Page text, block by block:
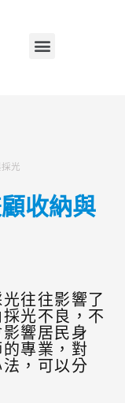
光
收納與
往往影響了
光不良，不
響居民身
專業，對
，可以分